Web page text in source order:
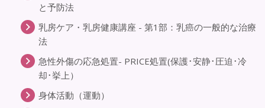
と予防法
乳房ケア・乳房健康講座 - 第1部：乳癌の一般的な治療
法
急性外傷の応急処置- PRICE処置(保護･安静･圧迫･冷
却･挙上）
身体活動（運動）